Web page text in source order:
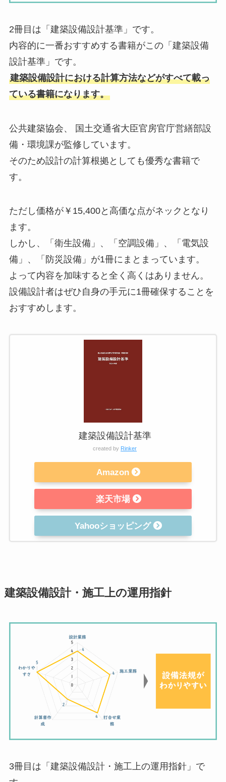
2冊目は「建築設備設計基準」です。
内容的に一番おすすめする書籍がこの「建築設備
設計基準」です。
建築設備設計における計算方法などがすべて載っ
ている書籍になります。
公共建築協会、 国土交通省大臣官房官庁営繕部設
備・環境課が監修しています。
そのため設計の計算根拠としても優秀な書籍で
す。
ただし価格が￥15,400と高価な点がネックとなり
ます。
しかし、「衛生設備」、「空調設備」、「電気設
備」、「防災設備」が1冊にまとまっています。
よって内容を加味すると全く高くはありません。
設備設計者はぜひ自身の手元に1冊確保することを
おすすめします。
建築設備設計基準
created by Rinker
Amazon
楽天市場
Yahooショッピング
建築設備設計・施工上の運用指針
3冊目は「建築設備設計・施工上の運用指針」で